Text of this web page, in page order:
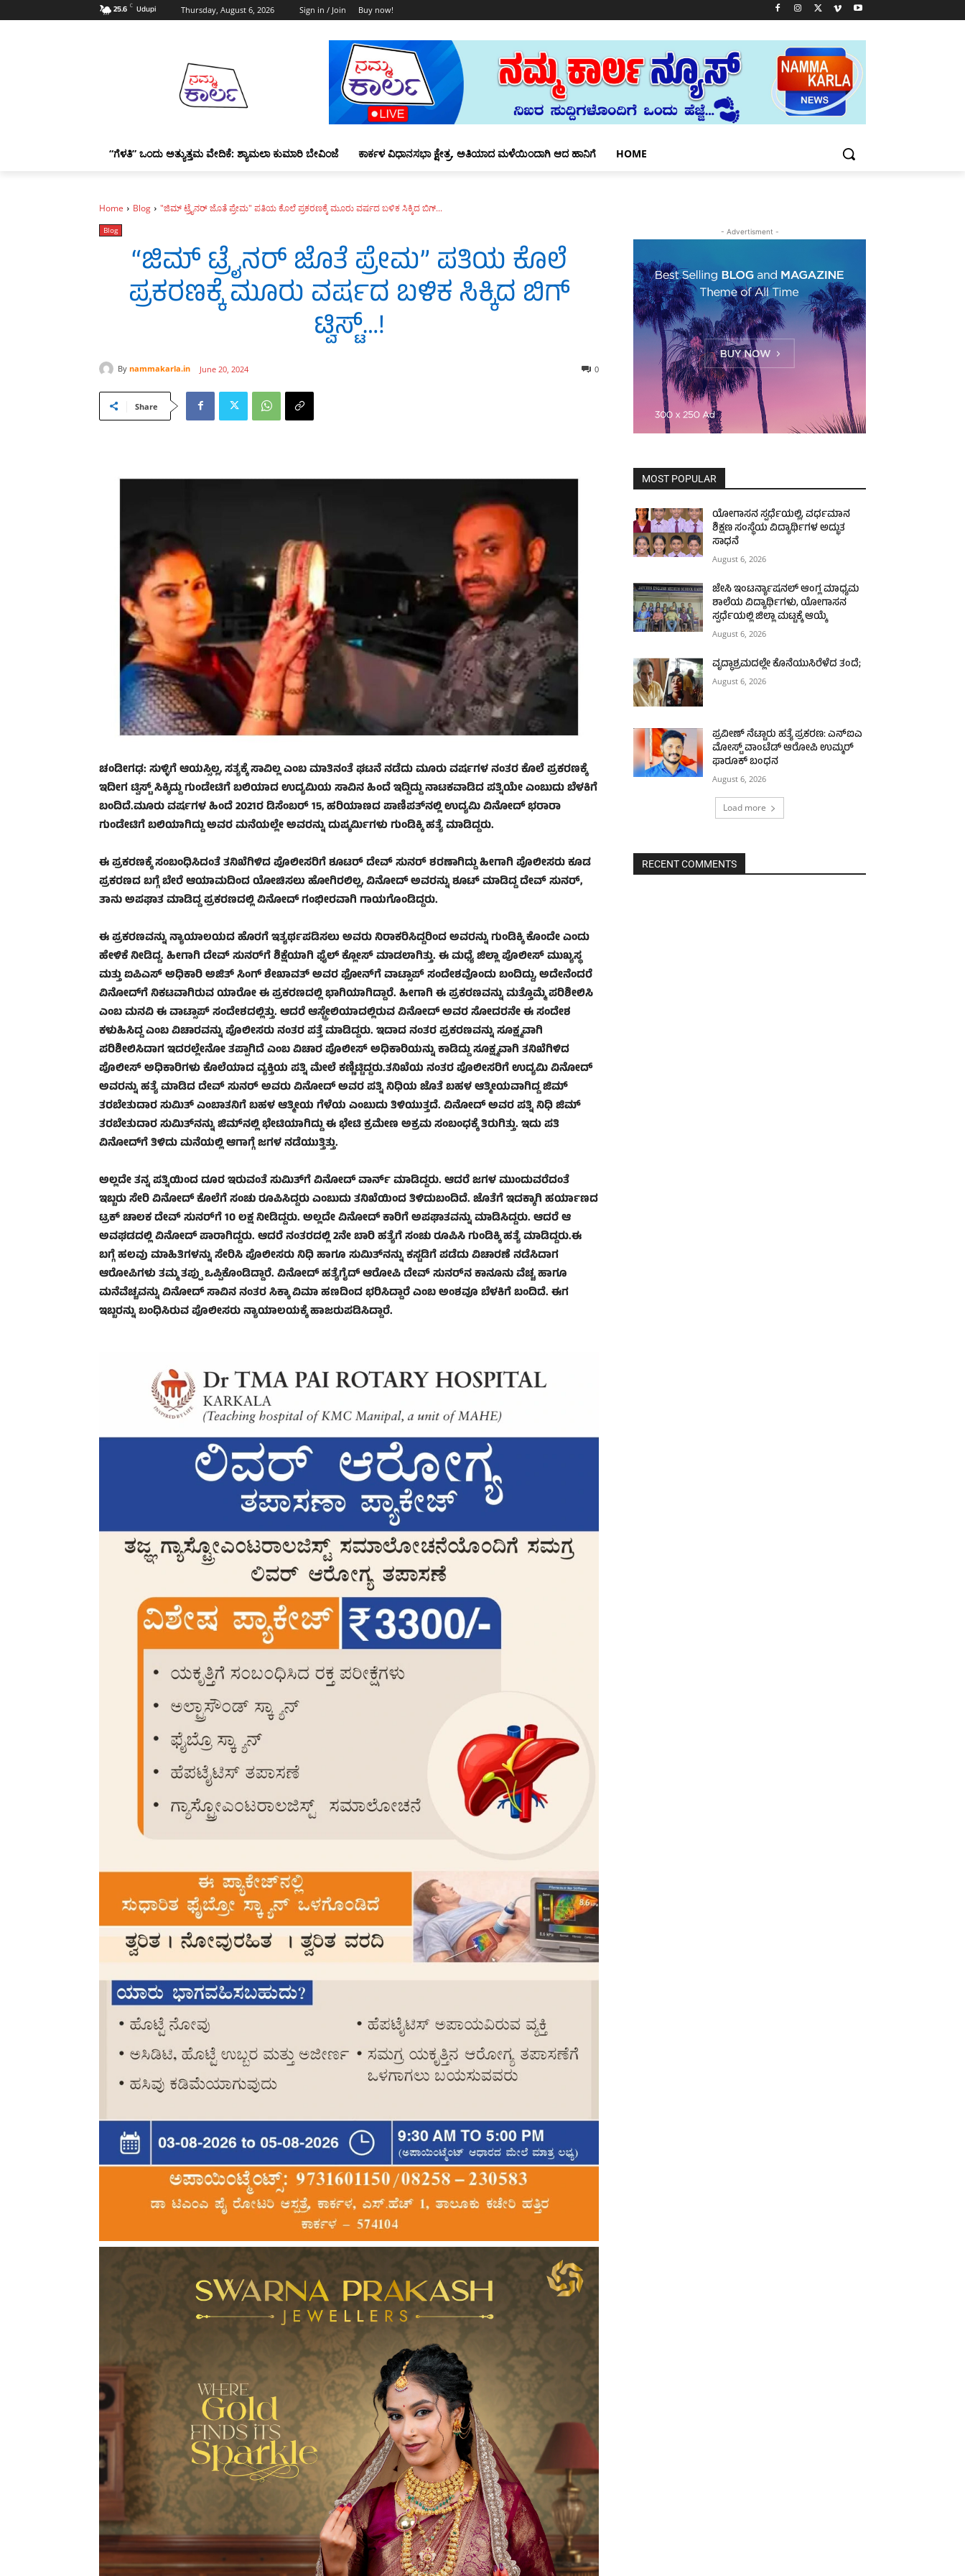
25.6 C Udupi Thursday, August 6, 2026 Sign in / Join Buy now!
“ಗೆಳತಿ” ಒಂದು ಅತ್ಯುತ್ತಮ ವೇದಿಕೆ: ಶ್ಯಾಮಲಾ ಕುಮಾರಿ ಬೇವಿಂಜೆ ಕಾರ್ಕಳ ವಿಧಾನಸಭಾ ಕ್ಷೇತ್ರ, ಅತಿಯಾದ ಮಳೆಯಿಂದಾಗಿ ಆದ ಹಾನಿಗೆ HOME
Home Blog "ಜಿಮ್ ಟ್ರೈನರ್ ಜೊತೆ ಪ್ರೇಮ" ಪತಿಯ ಕೊಲೆ ಪ್ರಕರಣಕ್ಕೆ ಮೂರು ವರ್ಷದ ಬಳಿಕ ಸಿಕ್ಕಿದ ಬಿಗ್...
Blog
“ಜಿಮ್ ಟ್ರೈನರ್ ಜೊತೆ ಪ್ರೇಮ” ಪತಿಯ ಕೊಲೆ
ಪ್ರಕರಣಕ್ಕೆ ಮೂರು ವರ್ಷದ ಬಳಿಕ ಸಿಕ್ಕಿದ ಬಿಗ್
ಟ್ವಿಸ್ಟ್…!
By nammakarla.in June 20, 2024 0
Share
ಚಂಡೀಗಢ: ಸುಳ್ಳಿಗೆ ಆಯಸ್ಸಿಲ್ಲ, ಸತ್ಯಕ್ಕೆ ಸಾವಿಲ್ಲ ಎಂಬ ಮಾತಿನಂತೆ ಘಟನೆ ನಡೆದು ಮೂರು ವರ್ಷಗಳ ನಂತರ ಕೊಲೆ ಪ್ರಕರಣಕ್ಕೆ
ಇದೀಗ ಟ್ವಿಸ್ಟ್ ಸಿಕ್ಕಿದ್ದು ಗುಂಡೇಟಿಗೆ ಬಲಿಯಾದ ಉದ್ಯಮಿಯ ಸಾವಿನ ಹಿಂದೆ ಇದ್ದಿದ್ದು ನಾಟಕವಾಡಿದ ಪತ್ನಿಯೇ ಎಂಬುದು ಬೆಳಕಿಗೆ
ಬಂದಿದೆ.ಮೂರು ವರ್ಷಗಳ ಹಿಂದೆ 2021ರ ಡಿಸೆಂಬರ್ 15, ಹರಿಯಾಣದ ಪಾಣಿಪತ್‌ನಲ್ಲಿ ಉದ್ಯಮಿ ವಿನೋದ್ ಭರಾರಾ
ಗುಂಡೇಟಿಗೆ ಬಲಿಯಾಗಿದ್ದು ಅವರ ಮನೆಯಲ್ಲೇ ಅವರನ್ನು ದುಷ್ಕರ್ಮಿಗಳು ಗುಂಡಿಕ್ಕಿ ಹತ್ಯೆ ಮಾಡಿದ್ದರು.
ಈ ಪ್ರಕರಣಕ್ಕೆ ಸಂಬಂಧಿಸಿದಂತೆ ತನಿಖೆಗಿಳಿದ ಪೊಲೀಸರಿಗೆ ಶೂಟರ್ ದೇವ್ ಸುನರ್ ಶರಣಾಗಿದ್ದು ಹೀಗಾಗಿ ಪೊಲೀಸರು ಕೂಡ
ಪ್ರಕರಣದ ಬಗ್ಗೆ ಬೇರೆ ಆಯಾಮದಿಂದ ಯೋಚಿಸಲು ಹೋಗಿರಲಿಲ್ಲ, ವಿನೋದ್ ಅವರನ್ನು ಶೂಟ್‌ ಮಾಡಿದ್ದ ದೇವ್ ಸುನರ್,
ತಾನು ಅಪಘಾತ ಮಾಡಿದ್ದ ಪ್ರಕರಣದಲ್ಲಿ ವಿನೋದ್‌ ಗಂಭೀರವಾಗಿ ಗಾಯಗೊಂಡಿದ್ದರು.
ಈ ಪ್ರಕರಣವನ್ನು ನ್ಯಾಯಾಲಯದ ಹೊರಗೆ ಇತ್ಯರ್ಥಪಡಿಸಲು ಅವರು ನಿರಾಕರಿಸಿದ್ದರಿಂದ ಅವರನ್ನು ಗುಂಡಿಕ್ಕಿ ಕೊಂದೇ ಎಂದು
ಹೇಳಿಕೆ ನೀಡಿದ್ದ. ಹೀಗಾಗಿ ದೇವ್‌ ಸುನರ್‌ಗೆ ಶಿಕ್ಷೆಯಾಗಿ ಫೈಲ್‌ ಕ್ಲೋಸ್ ಮಾಡಲಾಗಿತ್ತು. ಈ ಮಧ್ಯೆ ಜಿಲ್ಲಾ ಪೊಲೀಸ್ ಮುಖ್ಯಸ್ಥ
ಮತ್ತು ಐಪಿಎಸ್ ಅಧಿಕಾರಿ ಅಜಿತ್ ಸಿಂಗ್ ಶೇಖಾವತ್ ಅವರ ಫೋನ್‌ಗೆ ವಾಟ್ಸಾಪ್ ಸಂದೇಶವೊಂದು ಬಂದಿದ್ದು, ಅದೇನೆಂದರೆ
ವಿನೋದ್‌ಗೆ ನಿಕಟವಾಗಿರುವ ಯಾರೋ ಈ ಪ್ರಕರಣದಲ್ಲಿ ಭಾಗಿಯಾಗಿದ್ದಾರೆ. ಹೀಗಾಗಿ ಈ ಪ್ರಕರಣವನ್ನು ಮತ್ತೊಮ್ಮೆ ಪರಿಶೀಲಿಸಿ
ಎಂಬ ಮನವಿ ಈ ವಾಟ್ಸಾಪ್ ಸಂದೇಶದಲ್ಲಿತ್ತು. ಆದರೆ ಆಸ್ಟ್ರೇಲಿಯಾದಲ್ಲಿರುವ ವಿನೋದ್ ಅವರ ಸೋದರನೇ ಈ ಸಂದೇಶ
ಕಳುಹಿಸಿದ್ದ ಎಂಬ ವಿಚಾರವನ್ನು ಪೊಲೀಸರು ನಂತರ ಪತ್ತೆ ಮಾಡಿದ್ದರು. ಇದಾದ ನಂತರ ಪ್ರಕರಣವನ್ನು ಸೂಕ್ಷ್ಮವಾಗಿ
ಪರಿಶೀಲಿಸಿದಾಗ ಇದರಲ್ಲೇನೋ ತಪ್ಪಾಗಿದೆ ಎಂಬ ವಿಚಾರ ಪೊಲೀಸ್ ಅಧಿಕಾರಿಯನ್ನು ಕಾಡಿದ್ದು ಸೂಕ್ಷ್ಮವಾಗಿ ತನಿಖೆಗಿಳಿದ
ಪೊಲೀಸ್ ಅಧಿಕಾರಿಗಳು ಕೊಲೆಯಾದ ವ್ಯಕ್ತಿಯ ಪತ್ನಿ ಮೇಲೆ ಕಣ್ಣಿಟ್ಟಿದ್ದರು.ತನಿಖೆಯ ನಂತರ ಪೊಲೀಸರಿಗೆ ಉದ್ಯಮಿ ವಿನೋದ್
ಅವರನ್ನು ಹತ್ಯೆ ಮಾಡಿದ ದೇವ್ ಸುನರ್ ಅವರು ವಿನೋದ್ ಅವರ ಪತ್ನಿ ನಿಧಿಯ ಜೊತೆ ಬಹಳ ಆತ್ಮೀಯವಾಗಿದ್ದ ಜಿಮ್
ತರಬೇತುದಾರ ಸುಮಿತ್ ಎಂಬಾತನಿಗೆ ಬಹಳ ಆತ್ಮೀಯ ಗೆಳೆಯ ಎಂಬುದು ತಿಳಿಯುತ್ತದೆ. ವಿನೋದ್ ಅವರ ಪತ್ನಿ ನಿಧಿ ಜಿಮ್
ತರಬೇತುದಾರ ಸುಮಿತ್‌ನನ್ನು ಜಿಮ್‌ನಲ್ಲಿ ಭೇಟಿಯಾಗಿದ್ದು ಈ ಭೇಟಿ ಕ್ರಮೇಣ ಅಕ್ರಮ ಸಂಬಂಧಕ್ಕೆ ತಿರುಗಿತ್ತು. ಇದು ಪತಿ
ವಿನೋದ್‌ಗೆ ತಿಳಿದು ಮನೆಯಲ್ಲಿ ಆಗಾಗ್ಗೆ ಜಗಳ ನಡೆಯುತ್ತಿತ್ತು.
ಅಲ್ಲದೇ ತನ್ನ ಪತ್ನಿಯಿಂದ ದೂರ ಇರುವಂತೆ ಸುಮಿತ್‌ಗೆ ವಿನೋದ್ ವಾರ್ನ್ ಮಾಡಿದ್ದರು. ಆದರೆ ಜಗಳ ಮುಂದುವರೆದಂತೆ
ಇಬ್ಬರು ಸೇರಿ ವಿನೋದ್ ಕೊಲೆಗೆ ಸಂಚು ರೂಪಿಸಿದ್ದರು ಎಂಬುದು ತನಿಖೆಯಿಂದ ತಿಳಿದುಬಂದಿದೆ. ಜೊತೆಗೆ ಇದಕ್ಕಾಗಿ ಹರ್ಯಾಣದ
ಟ್ರಕ್ ಚಾಲಕ ದೇವ್ ಸುನರ್‌ಗೆ 10 ಲಕ್ಷ ನೀಡಿದ್ದರು. ಅಲ್ಲದೇ ವಿನೋದ್ ಕಾರಿಗೆ ಅಪಘಾತವನ್ನು ಮಾಡಿಸಿದ್ದರು. ಆದರೆ ಆ
ಅವಘಡದಲ್ಲಿ ವಿನೋದ್ ಪಾರಾಗಿದ್ದರು. ಆದರೆ ನಂತರದಲ್ಲಿ 2ನೇ ಬಾರಿ ಹತ್ಯೆಗೆ ಸಂಚು ರೂಪಿಸಿ ಗುಂಡಿಕ್ಕಿ ಹತ್ಯೆ ಮಾಡಿದ್ದರು.ಈ
ಬಗ್ಗೆ ಹಲವು ಮಾಹಿತಿಗಳನ್ನು ಸೇರಿಸಿ ಪೊಲೀಸರು ನಿಧಿ ಹಾಗೂ ಸುಮಿತ್‌ನನ್ನು ಕಸ್ಟಡಿಗೆ ಪಡೆದು ವಿಚಾರಣೆ ನಡೆಸಿದಾಗ
ಆರೋಪಿಗಳು ತಮ್ಮ ತಪ್ಪು ಒಪ್ಪಿಕೊಂಡಿದ್ದಾರೆ. ವಿನೋದ್ ಹತ್ಯೆಗೈದ್‌ ಆರೋಪಿ ದೇವ್ ಸುನರ್‌ನ ಕಾನೂನು ವೆಚ್ಚ ಹಾಗೂ
ಮನೆವೆಚ್ಚವನ್ನು ವಿನೋದ್ ಸಾವಿನ ನಂತರ ಸಿಕ್ಕಾ ವಿಮಾ ಹಣದಿಂದ ಭರಿಸಿದ್ದಾರೆ ಎಂಬ ಅಂಶವೂ ಬೆಳಕಿಗೆ ಬಂದಿದೆ. ಈಗ
ಇಬ್ಬರನ್ನು ಬಂಧಿಸಿರುವ ಪೊಲೀಸರು ನ್ಯಾಯಾಲಯಕ್ಕೆ ಹಾಜರುಪಡಿಸಿದ್ದಾರೆ.
- Advertisment -
MOST POPULAR
ಯೋಗಾಸನ ಸ್ಪರ್ಧೆಯಲ್ಲಿ, ವರ್ಧಮಾನ
ಶಿಕ್ಷಣ ಸಂಸ್ಥೆಯ ವಿದ್ಯಾರ್ಥಿಗಳ ಅದ್ಭುತ
ಸಾಧನೆ
August 6, 2026
ಜೇಸಿ ಇಂಟರ್ನ್ಯಾಷನಲ್ ಆಂಗ್ಲ ಮಾಧ್ಯಮ
ಶಾಲೆಯ ವಿದ್ಯಾರ್ಥಿಗಳು, ಯೋಗಾಸನ
ಸ್ಪರ್ಧೆಯಲ್ಲಿ ಜಿಲ್ಲಾ ಮಟ್ಟಕ್ಕೆ ಆಯ್ಕೆ
August 6, 2026
ವೃದ್ಧಾಶ್ರಮದಲ್ಲೇ ಕೊನೆಯುಸಿರೆಳೆದ ತಂದೆ;
August 6, 2026
ಪ್ರವೀಣ್ ನೆಟ್ಟಾರು ಹತ್ಯೆ ಪ್ರಕರಣ: ಎನ್‌ಐಎ
ಮೋಸ್ಟ್‌ ವಾಂಟೆಡ್‌ ಆರೋಪಿ ಉಮ್ಮರ್
ಫಾರೂಕ್ ಬಂಧನ
August 6, 2026
Load more
RECENT COMMENTS